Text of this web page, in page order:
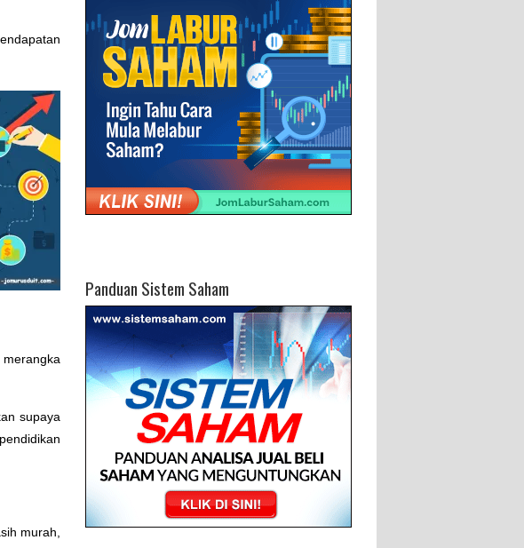
supaya
murah,
Panduan Sistem Saham